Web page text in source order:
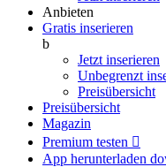
Anbieten
Gratis inserieren
b
Jetzt inserieren
Unbegrenzt
Preisübersicht
Preisübersicht
Magazin
Premium testen 
App herunterladen